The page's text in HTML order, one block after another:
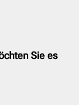
Sie es